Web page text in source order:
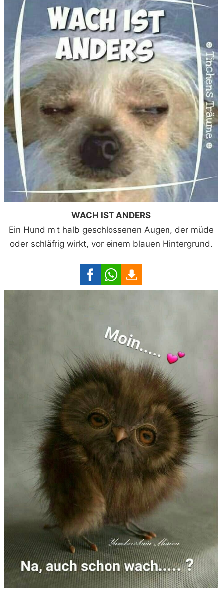
WACH IST ANDERS
Ein Hund mit halb geschlossenen Augen, der müde
oder schläfrig wirkt, vor einem blauen Hintergrund.